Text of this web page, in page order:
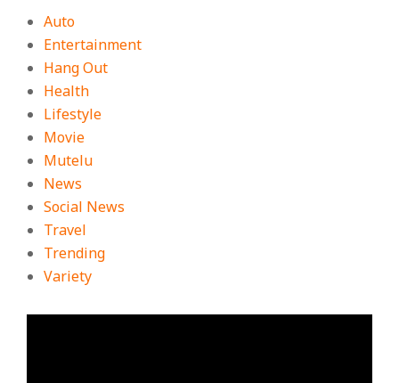
Auto
Entertainment
Hang Out
Health
Lifestyle
Movie
Mutelu
News
Social News
Travel
Trending
Variety